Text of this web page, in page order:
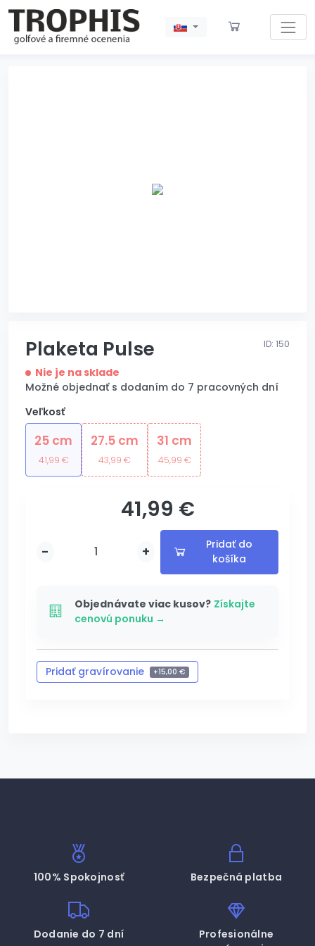
Plaketa Pulse ID: 150
Nie je na sklade
Možné objednať s dodaním do 7 pracovných dní
Veľkosť
25 cm
41,99 €
27.5 cm
43,99 €
31 cm
45,99 €
41,99 €
s gravírovaním
- +
Pridať do
košíka
Pridávam...
Pridané
Objednávate viac kusov? Získajte
cenovú ponuku →
Pridať gravírovanie +15,00 €
Zrušiť gravírovanie
100% Spokojnosť Bezpečná platba
Dodanie do 7 dní
Profesionálne